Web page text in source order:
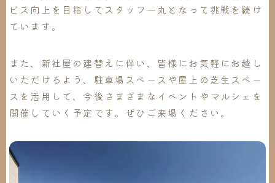
ビス向上を目指してスタッフ一丸となって挑戦を続け
ています。
また、新社屋の建替えに伴い、皆様にお気軽にお越し
いただけるよう、駐車場スペースや屋上の芝生スペー
スを活用して、今後さまざまなイベントやマルシェを
開催していく予定です。ぜひご来場ください。